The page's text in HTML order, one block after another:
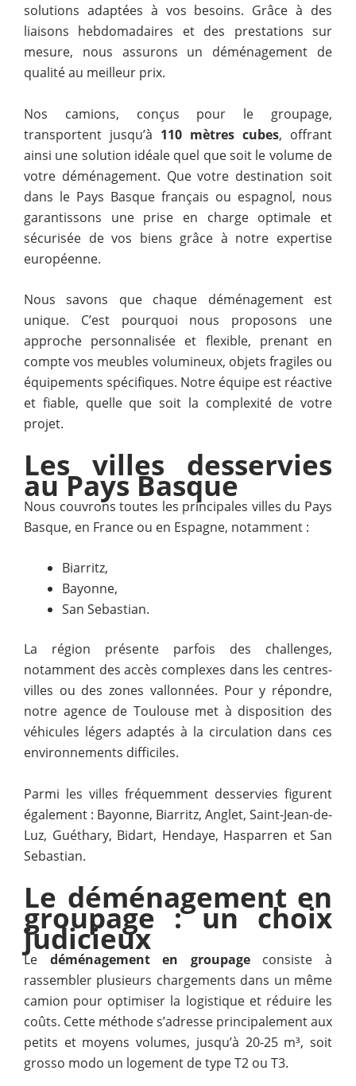
solutions adaptées à vos besoins. Grâce à des
liaisons hebdomadaires et des prestations sur
mesure, nous assurons un déménagement de
qualité au meilleur prix.
Nos camions, conçus pour le groupage,
transportent jusqu’à 110 mètres cubes, offrant
ainsi une solution idéale quel que soit le volume de
votre déménagement. Que votre destination soit
dans le Pays Basque français ou espagnol, nous
garantissons une prise en charge optimale et
sécurisée de vos biens grâce à notre expertise
européenne.
Nous savons que chaque déménagement est
unique. C’est pourquoi nous proposons une
approche personnalisée et flexible, prenant en
compte vos meubles volumineux, objets fragiles ou
équipements spécifiques. Notre équipe est réactive
et fiable, quelle que soit la complexité de votre
projet.
Les villes desservies
au Pays Basque
Nous couvrons toutes les principales villes du Pays
Basque, en France ou en Espagne, notamment :
Biarritz,
Bayonne,
San Sebastian.
La région présente parfois des challenges,
notamment des accès complexes dans les centres-
villes ou des zones vallonnées. Pour y répondre,
notre agence de Toulouse met à disposition des
véhicules légers adaptés à la circulation dans ces
environnements difficiles.
Parmi les villes fréquemment desservies figurent
également : Bayonne, Biarritz, Anglet, Saint-Jean-de-
Luz, Guéthary, Bidart, Hendaye, Hasparren et San
Sebastian.
Le déménagement en
groupage : un choix
judicieux
Le déménagement en groupageconsiste à
rassembler plusieurs chargements dans un même
camion pour optimiser la logistique et réduire les
coûts. Cette méthode s’adresse principalement aux
petits et moyens volumes, jusqu’à 20-25 m³, soit
grosso modo un logement de type T2 ou T3.